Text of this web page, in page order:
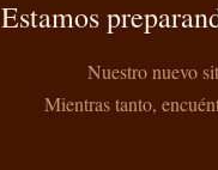
Estamos
Nuestro nuevo
Mientras tanto,